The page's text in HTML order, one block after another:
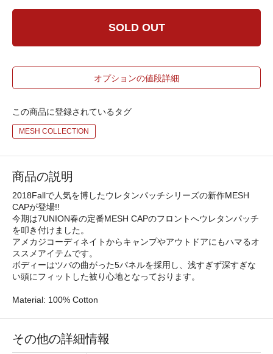
SOLD OUT
オプションの値段詳細
この商品に登録されているタグ
MESH COLLECTION
商品の説明
2018Fallで人気を博したウレタンパッチシリーズの新作MESH
CAPが登場!!
今期は7UNION春の定番MESH CAPのフロントへウレタンパッチ
を叩き付けました。
アメカジコーディネイトからキャンプやアウトドアにもハマるオ
ススメアイテムです。
ボディーはツバの曲がった5パネルを採用し、浅すぎず深すぎな
い頭にフィットした被り心地となっております。
Material: 100% Cotton
その他の詳細情報